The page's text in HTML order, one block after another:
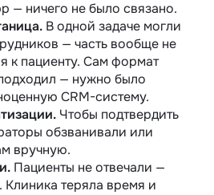
— ничего не было связано.
В одной задаче могли
— часть вообще не
к пациенту. Сам формат
— нужно было
CRM-систему.
Чтобы подтвердить
обзванивали или
вручную.
Пациенты не отвечали —
теряла время и